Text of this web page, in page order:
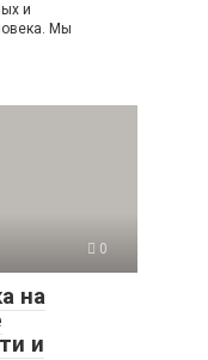
и
Мы
0
на
и